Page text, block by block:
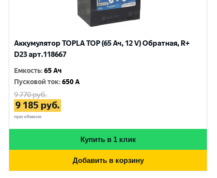
Аккумулятор TOPLA TOP (65 Ач, 12 V) Обратная, R+
D23 арт.118667
Емкость:65 Ач
Пусковой ток:650 A
9 770руб.
9 185 руб.
при обмене
Купить в 1 клик
Добавить в корзину